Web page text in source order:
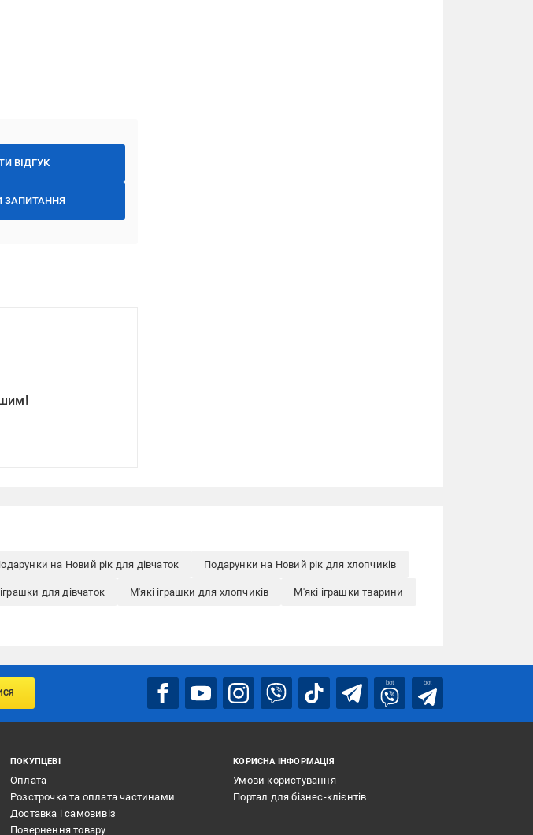
ВІДГУК
ЗАПИТАННЯ
на Новий рік для дівчаток Подарунки на Новий рік для хлопчиків
для дівчаток М'які іграшки для хлопчиків М'які іграшки тварини
bot bot
ПОКУПЦЕВІ
Оплата
Розстрочка та оплата частинами
Доставка і самовивіз
Повернення товару
КОРИСНА ІНФОРМАЦІЯ
Умови користування
Портал для бізнес-клієнтів